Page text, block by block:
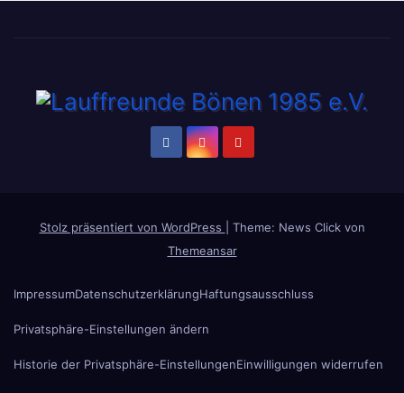
Stolz präsentiert von WordPress
Theme: News Click von
Themeansar
ImpressumDatenschutzerklärungHaftungsausschluss
Privatsphäre-Einstellungen ändern
Historie der Privatsphäre-EinstellungenEinwilligungen widerrufen